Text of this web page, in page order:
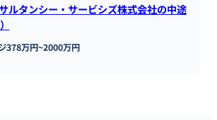
ルタンシー・サービシズ株式会社の中途
378万円~2000万円